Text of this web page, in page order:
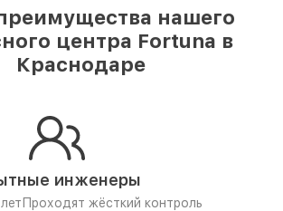
нашего
центра Fortuna в
Краснодаре
инженеры
Проходят жёсткий контроль